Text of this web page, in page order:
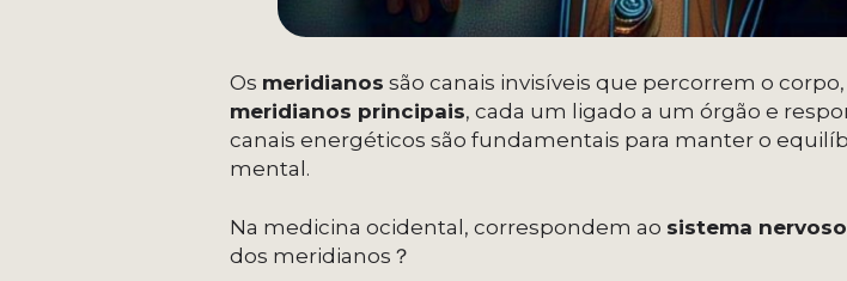
Os meridianos são canais invisíveis que percorrem o
meridianos principais, cada um ligado a um órgão e
canais energéticos são fundamentais para manter o
mental.
Na medicina ocidental, correspondem ao sistema
dos meridianos？